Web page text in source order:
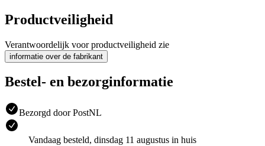
Productveiligheid
Verantwoordelijk voor productveiligheid zie
informatie over de fabrikant
Bestel- en bezorginformatie
Bezorgd door PostNL
Vandaag besteld, dinsdag 11 augustus in huis